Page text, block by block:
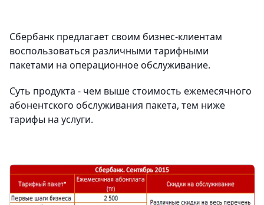
Сбербанк предлагает своим бизнес-клиентам
воспользоваться различными тарифными
пакетами на операционное обслуживание.
Суть продукта - чем выше стоимость ежемесячного
абонентского обслуживания пакета, тем ниже
тарифы на услуги.